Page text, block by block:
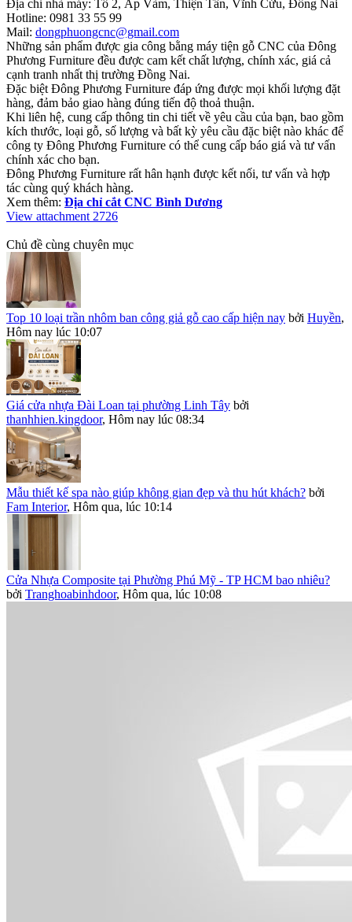
Địa chỉ nhà máy: Tổ 2, Ấp Vàm, Thiện Tân, Vĩnh Cửu, Đồng Nai
Hotline: 0981 33 55 99
Mail: dongphuongcnc@gmail.com
Những sản phẩm được gia công bằng máy tiện gỗ CNC của Đông
Phương Furniture đều được cam kết chất lượng, chính xác, giá cả
cạnh tranh nhất thị trường Đồng Nai.
Đặc biệt Đông Phương Furniture đáp ứng được mọi khối lượng đặt
hàng, đảm bảo giao hàng đúng tiến độ thoả thuận.
Khi liên hệ, cung cấp thông tin chi tiết về yêu cầu của bạn, bao gồm
kích thước, loại gỗ, số lượng và bất kỳ yêu cầu đặc biệt nào khác để
công ty Đông Phương Furniture có thể cung cấp báo giá và tư vấn
chính xác cho bạn.
Đông Phương Furniture rất hân hạnh được kết nối, tư vấn và hợp
tác cùng quý khách hàng.
Xem thêm: Địa chỉ cắt CNC Bình Dương
View attachment 2726
Chủ đề cùng chuyên mục
Top 10 loại trần nhôm ban công giả gỗ cao cấp hiện nay bởi Huyền,
Hôm nay lúc 10:07
Giá cửa nhựa Đài Loan tại phường Linh Tây bởi
thanhhien.kingdoor, Hôm nay lúc 08:34
Mẫu thiết kế spa nào giúp không gian đẹp và thu hút khách? bởi
Fam Interior, Hôm qua, lúc 10:14
Cửa Nhựa Composite tại Phường Phú Mỹ - TP HCM bao nhiêu?
bởi Tranghoabinhdoor, Hôm qua, lúc 10:08